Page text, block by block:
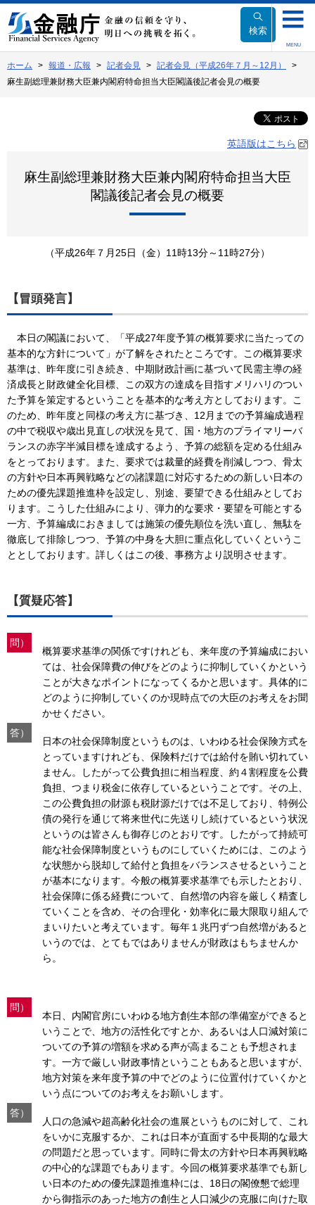
文
へ
動
検索
MENU
ホーム 報道・広報 記者会見
記者会見（平成26年７月～12月）
麻生副総理兼財務大臣兼内閣府特命担当大臣閣議後記者会見の概要
英語版はこちら
麻生副総理兼財務大臣兼内閣府特命担当大臣
閣議後記者会見の概要
（平成26年７月25日（金）11時13分～11時27分）
【冒頭発言】
本日の閣議において、「平成27年度予算の概算要求に当たっての
基本的な方針について」が了解をされたところです。この概算要求
基準は、昨年度に引き続き、中期財政計画に基づいて民需主導の経
済成長と財政健全化目標、この双方の達成を目指すメリハリのつい
た予算を策定するということを基本的な考え方としております。こ
のため、昨年度と同様の考え方に基づき、12月までの予算編成過程
の中で税収や歳出見直しの状況を見て、国・地方のプライマリーバ
ランスの赤字半減目標を達成するよう、予算の総額を定める仕組み
をとっております。また、要求では裁量的経費を削減しつつ、骨太
の方針や日本再興戦略などの諸課題に対応するための新しい日本の
ための優先課題推進枠を設定し、別途、要望できる仕組みとしてお
ります。こうした仕組みにより、弾力的な要求・要望を可能とする
一方、予算編成におきましては施策の優先順位を洗い直し、無駄を
徹底して排除しつつ、予算の中身を大胆に重点化していくというこ
ととしております。詳しくはこの後、事務方より説明させます。
【質疑応答】
問）
概算要求基準の関係ですけれども、来年度の予算編成におい
ては、社会保障費の伸びをどのように抑制していくかという
ことが大きなポイントになってくるかと思います。具体的に
どのように抑制していくのか現時点での大臣のお考えをお聞
かせください。
答）
日本の社会保障制度というものは、いわゆる社会保険方式を
とっていますけれども、保険料だけでは給付を賄い切れてい
ません。したがって公費負担に相当程度、約４割程度を公費
負担、つまり税金に依存しているということです。その上、
この公費負担の財源も税財源だけでは不足しており、特例公
債の発行を通じて将来世代に先送りし続けているという状況
というのは皆さんも御存じのとおりです。したがって持続可
能な社会保障制度というものにしていくためには、このよう
な状態から脱却して給付と負担をバランスさせるということ
が基本になります。今般の概算要求基準でも示したとおり、
社会保障に係る経費について、自然増の内容を厳しく精査し
ていくことを含め、その合理化・効率化に最大限取り組んで
まいりたいと考えています。毎年１兆円ずつ自然増があると
いうのでは、とてもではありませんが財政はもちませんか
ら。
問）
本日、内閣官房にいわゆる地方創生本部の準備室ができると
いうことで、地方の活性化ですとか、あるいは人口減対策に
ついての予算の増額を求める声が高まることも予想されま
す。一方で厳しい財政事情ということもあると思いますが、
地方対策を来年度予算の中でどのように位置付けていくかと
いう点についてのお考えをお願いします。
答）
人口の急減や超高齢化社会の進展というものに対して、これ
をいかに克服するか、これは日本が直面する中長期的な最大
の問題だと思っています。同時に骨太の方針や日本再興戦略
の中心的な課題でもあります。今回の概算要求基準でも新し
い日本のための優先課題推進枠には、18日の閣僚懇で総理
から御指示のあった地方の創生と人口減少の克服に向けた取